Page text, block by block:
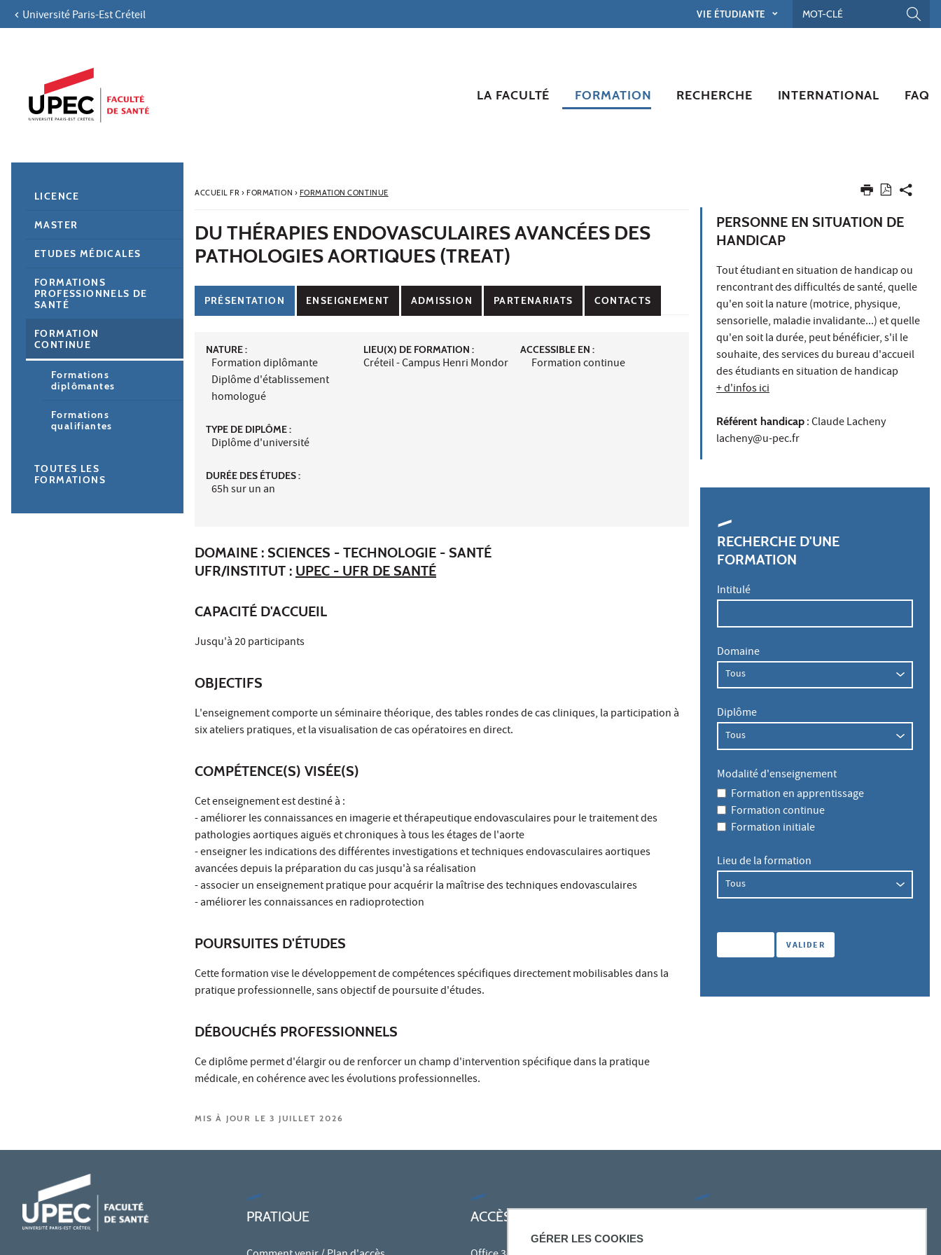
GÉRER LES COOKIES
Aller au contenu
Navigation secondaire
Université Paris-Est Créteil VIE ÉTUDIANTE
LA FACULTÉ FORMATION RECHERCHE INTERNATIONAL FAQ
ACCUEIL FR› FORMATION › FORMATION CONTINUE
DU THÉRAPIES ENDOVASCULAIRES AVANCÉES DES
PATHOLOGIES AORTIQUES (TREAT)
PRÉSENTATION ENSEIGNEMENT ADMISSION PARTENARIATS CONTACTS
NATURE :
Formation diplômante
Diplôme d'établissement
homologué
TYPE DE DIPLÔME :
Diplôme d'université
DURÉE DES ÉTUDES :
65h sur un an
LIEU(X) DE FORMATION :
Créteil - Campus Henri Mondor
ACCESSIBLE EN :
Formation continue
DOMAINE : SCIENCES - TECHNOLOGIE - SANTÉ
UFR/INSTITUT : UPEC - UFR DE SANTÉ
CAPACITÉ D'ACCUEIL
Jusqu'à 20 participants
OBJECTIFS
L'enseignement comporte un séminaire théorique, des tables rondes de cas cliniques, la participation à
six ateliers pratiques, et la visualisation de cas opératoires en direct.
COMPÉTENCE(S) VISÉE(S)
Cet enseignement est destiné à :
- améliorer les connaissances en imagerie et thérapeutique endovasculaires pour le traitement des
pathologies aortiques aiguës et chroniques à tous les étages de l'aorte
- enseigner les indications des différentes investigations et techniques endovasculaires aortiques
avancées depuis la préparation du cas jusqu'à sa réalisation
- associer un enseignement pratique pour acquérir la maîtrise des techniques endovasculaires
- améliorer les connaissances en radioprotection
POURSUITES D'ÉTUDES
Cette formation vise le développement de compétences spécifiques directement mobilisables dans la
pratique professionnelle, sans objectif de poursuite d'études.
DÉBOUCHÉS PROFESSIONNELS
Ce diplôme permet d'élargir ou de renforcer un champ d'intervention spécifique dans la pratique
médicale, en cohérence avec les évolutions professionnelles.
MIS À JOUR LE 3 JUILLET 2026
PERSONNE EN SITUATION DE
HANDICAP
Tout étudiant en situation de handicap ou
rencontrant des difficultés de santé, quelle
qu'en soit la nature (motrice, physique,
sensorielle, maladie invalidante...) et quelle
qu'en soit la durée, peut bénéficier, s'il le
souhaite, des services du bureau d'accueil
des étudiants en situation de handicap
+ d'infos ici
Référent handicap : Claude Lacheny
lacheny@u-pec.fr
RECHERCHE D'UNE
FORMATION
Intitulé
Domaine
Diplôme
Modalité d'enseignement
Formation en apprentissage
Formation continue
Formation initiale
Lieu de la formation
LICENCE
MASTER
ETUDES MÉDICALES
FORMATIONS
PROFESSIONNELS DE
SANTÉ
FORMATION
CONTINUE
Formations
diplômantes
Formations
qualifiantes
TOUTES LES
FORMATIONS
PRATIQUE ACCÈS RAPIDES